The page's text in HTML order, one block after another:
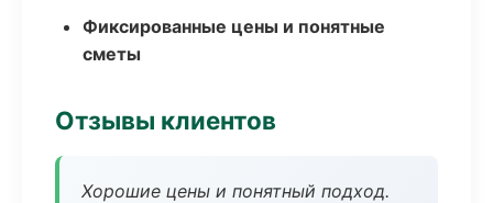
Фиксированные цены и понятные
сметы
Отзывы клиентов
Хорошие цены и понятный подход.